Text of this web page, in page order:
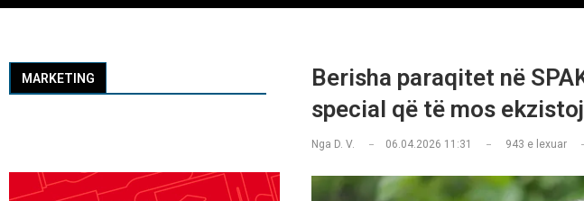
Berisha paraqitet në
special që të mos
Nga D. V. 06.04.2026 11:31 943 e lexuar
MARKETING